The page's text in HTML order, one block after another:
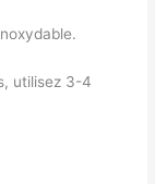
utilisez 3-4